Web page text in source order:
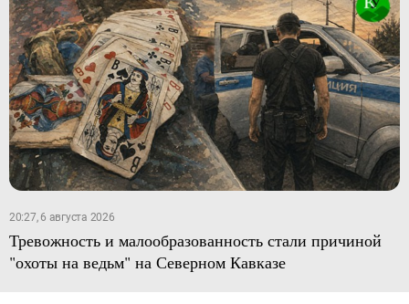
20:27, 6 августа 2026
Тревожность и малообразованность стали причиной
"охоты на ведьм" на Северном Кавказе